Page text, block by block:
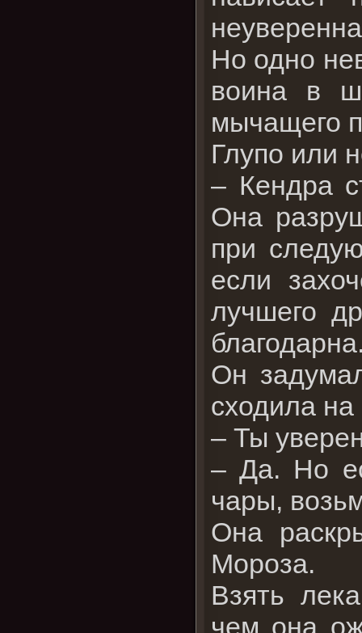
Но одно
воина в
мычащего
Глупо или
– Кендра
Она
при
если
лучшего
Он
сходила на
– Ты
– Да. Но
чары,
Она
Мороза.
Взять
чем она